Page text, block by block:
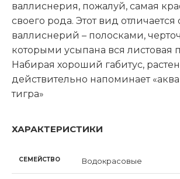
валлиснерия, пожалуй, самая
своего рода. Этот вид отличается
валлиснерий – полосками,
которыми усыпана вся листовая
Набирая хороший габитус,
действительно напоминает
тигра»
ХАРАКТЕРИСТИКИ
СЕМЕЙСТВО Водокрасовые